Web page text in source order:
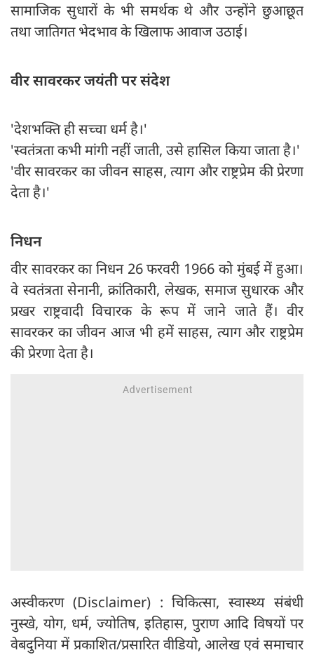
सामाजिक सुधारों के भी समर्थक थे और उन्होंने छुआछूत
तथा जातिगत भेदभाव के खिलाफ आवाज उठाई।
वीर सावरकर जयंती पर संदेश
'देशभक्ति ही सच्चा धर्म है।'
'स्वतंत्रता कभी मांगी नहीं जाती, उसे हासिल किया जाता है।'
'वीर सावरकर का जीवन साहस, त्याग और राष्ट्रप्रेम की प्रेरणा
देता है।'
निधन
वीर सावरकर का निधन 26 फरवरी 1966 को मुंबई में हुआ।
वे स्वतंत्रता सेनानी, क्रांतिकारी, लेखक, समाज सुधारक और
प्रखर राष्ट्रवादी विचारक के रूप में जाने जाते हैं। वीर
सावरकर का जीवन आज भी हमें साहस, त्याग और राष्ट्रप्रेम
की प्रेरणा देता है।
अस्वीकरण (Disclaimer) : चिकित्सा, स्वास्थ्य संबंधी
नुस्खे, योग, धर्म, ज्योतिष, इतिहास, पुराण आदि विषयों पर
वेबदुनिया में प्रकाशित/प्रसारित वीडियो, आलेख एवं समाचार